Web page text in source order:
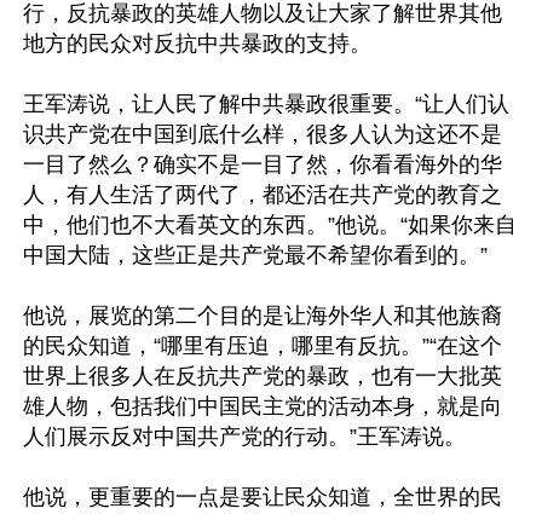
行，反抗暴政的英雄人物以及让大家了解世界其他
地方的民众对反抗中共暴政的支持。
王军涛说，让人民了解中共暴政很重要。“让人们认
识共产党在中国到底什么样，很多人认为这还不是
一目了然么？确实不是一目了然，你看看海外的华
人，有人生活了两代了，都还活在共产党的教育之
中，他们也不大看英文的东西。”他说。“如果你来自
中国大陆，这些正是共产党最不希望你看到的。”
他说，展览的第二个目的是让海外华人和其他族裔
的民众知道，“哪里有压迫，哪里有反抗。”“在这个
世界上很多人在反抗共产党的暴政，也有一大批英
雄人物，包括我们中国民主党的活动本身，就是向
人们展示反对中国共产党的行动。”王军涛说。
他说，更重要的一点是要让民众知道，全世界的民